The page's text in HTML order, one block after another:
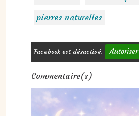
pierres naturelles
Facebook est désactivé. Autoriser
Commentaire(s)